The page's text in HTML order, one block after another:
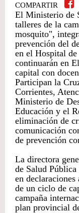
COMPARTIR
El Ministerio de
talleres de la
mosquito",
prevención del
en el Hospital de
continuarán en
capital con
Participan la
Corrientes,
Ministerio de
Educación y el
eliminación de
comunicación
de prevención
La directora
de Salud
en
de un ciclo de
campaña
plan provincial